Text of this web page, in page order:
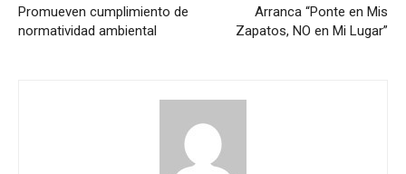
Promueven cumplimiento de
normatividad ambiental
Arranca “Ponte en Mis
Zapatos, NO en Mi Lugar”